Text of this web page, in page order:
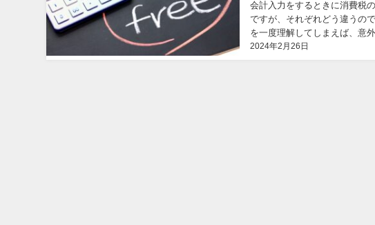
2024年2月26日
会計入力をするときに消費税
ですが、それぞれどう違うの
を一度理解してしまえば、意